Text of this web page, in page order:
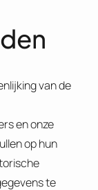
van de
en onze
op hun
te